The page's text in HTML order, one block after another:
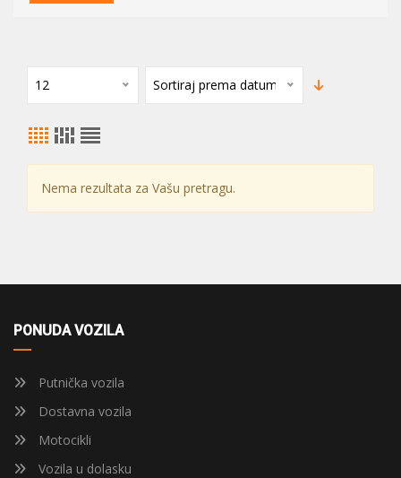
12 Sortiraj prema datumu
Nema rezultata za Vašu pretragu.
PONUDA VOZILA
Putnička vozila
Dostavna vozila
Motocikli
Vozila u dolasku